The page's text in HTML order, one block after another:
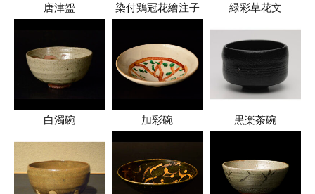
唐津盌 染付鶏冠花繪注子 緑彩草花文
白濁碗 加彩碗 黒楽茶碗